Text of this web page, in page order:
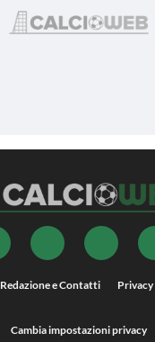
Redazione e Contatti Privacy
Cambia impostazioni privacy